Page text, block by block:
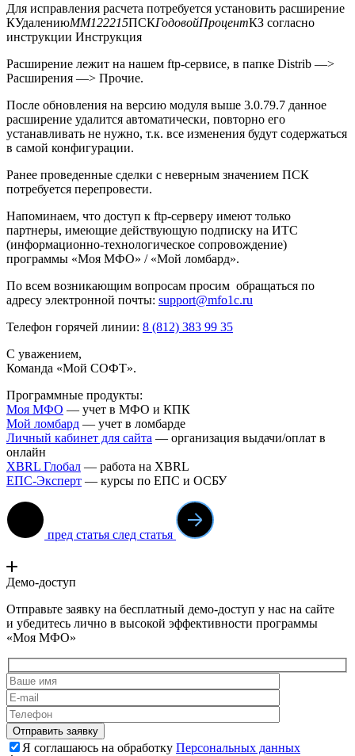
Для исправления расчета потребуется установить расширение
КУдалениюММ122215ПСКГодовойПроцентКЗ согласно
инструкции Инструкция
Расширение лежит на нашем ftp-сервисе, в папке Distrib —>
Расширения —> Прочие.
После обновления на версию модуля выше 3.0.79.7 данное
расширение удалится автоматически, повторно его
устанавливать не нужно, т.к. все изменения будут содержаться
в самой конфигурации.
Ранее проведенные сделки с неверным значением ПСК
потребуется перепровести.
Напоминаем, что доступ к ftp-серверу имеют только
партнеры, имеющие действующую подписку на ИТС
(информационно-технологическое сопровождение)
программы «Моя МФО» / «Мой ломбард».
По всем возникающим вопросам просим обращаться по
адресу электронной почты: support@mfo1c.ru
Телефон горячей линии: 8 (812) 383 99 35
С уважением,
Команда «Мой СОФТ».
Программные продукты:
Моя МФО — учет в МФО и КПК
Мой ломбард — учет в ломбарде
Личный кабинет для сайта — организация выдачи/оплат в
онлайн
XBRL Глобал — работа на XBRL
ЕПС-Эксперт — курсы по ЕПС и ОСБУ
пред статья след статья
Демо-доступ
Отправьте заявку на бесплатный демо-доступ у нас на сайте
и убедитесь лично в высокой эффективности программы
«Моя МФО»
Я соглашаюсь на обработку Персональных данных